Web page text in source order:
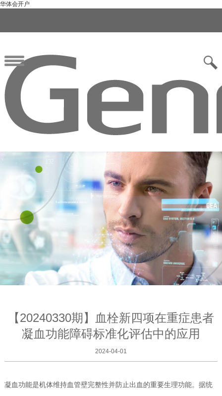
华体会开户
【20240330期】血栓新四项在重症患者
凝血功能障碍标准化评估中的应用
2024-04-01
凝血功能是机体维持血管壁完整性并防止出血的重要生理功能。据统